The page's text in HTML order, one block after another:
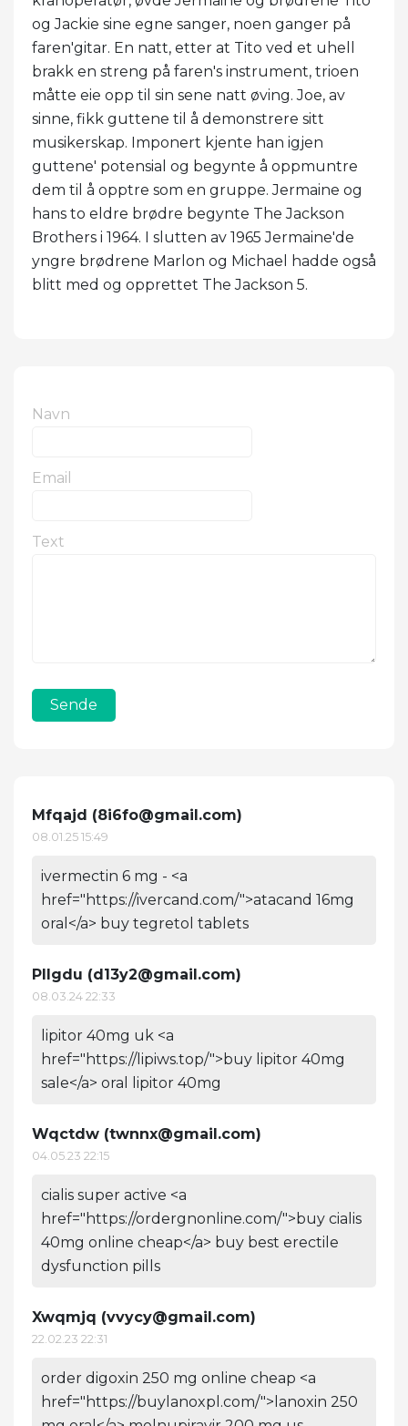
og Jackie sine egne sanger, noen ganger på
faren'gitar. En natt, etter at Tito ved et uhell
brakk en streng på faren's instrument, trioen
måtte eie opp til sin sene natt øving. Joe, av
sinne, fikk guttene til å demonstrere sitt
musikerskap. Imponert kjente han igjen
guttene' potensial og begynte å oppmuntre
dem til å opptre som en gruppe. Jermaine og
hans to eldre brødre begynte The Jackson
Brothers i 1964. I slutten av 1965 Jermaine'de
yngre brødrene Marlon og Michael hadde også
blitt med og opprettet The Jackson 5.
Navn
Email
Text
Sende
Mfqajd (8i6fo@gmail.com)
08.01.25 15:49
ivermectin 6 mg - <a
href="https://ivercand.com/">atacand 16mg
oral</a> buy tegretol tablets
Pllgdu (d13y2@gmail.com)
08.03.24 22:33
lipitor 40mg uk <a
href="https://lipiws.top/">buy lipitor 40mg
sale</a> oral lipitor 40mg
Wqctdw (twnnx@gmail.com)
04.05.23 22:15
cialis super active <a
href="https://ordergnonline.com/">buy cialis
40mg online cheap</a> buy best erectile
dysfunction pills
Xwqmjq (vvycy@gmail.com)
22.02.23 22:31
order digoxin 250 mg online cheap <a
href="https://buylanoxpl.com/">lanoxin 250